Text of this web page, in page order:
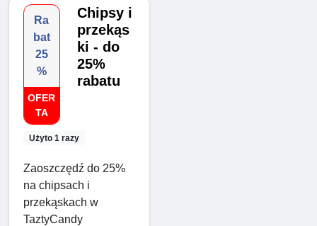
Ra
bat
25
%
OFER
TA
Użyto 1 razy
Chipsy i
przekąs
ki - do
25%
rabatu
Zaoszczędź do 25%
na chipsach i
przekąskach w
TaztyCandy